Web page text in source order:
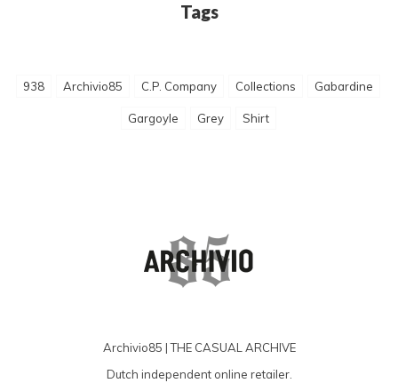
Tags
938 Archivio85 C.P. Company Collections Gabardine
Gargoyle Grey Shirt
Archivio85 | THE CASUAL ARCHIVE
Dutch independent online retailer.